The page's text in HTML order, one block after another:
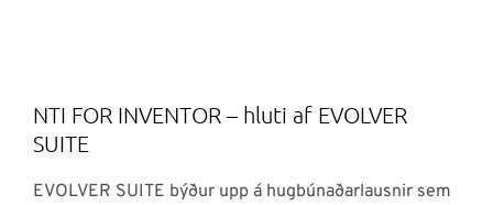
NTI FOR INVENTOR – hluti af EVOLVER
SUITE
EVOLVER SUITE býður upp á hugbúnaðarlausnir sem